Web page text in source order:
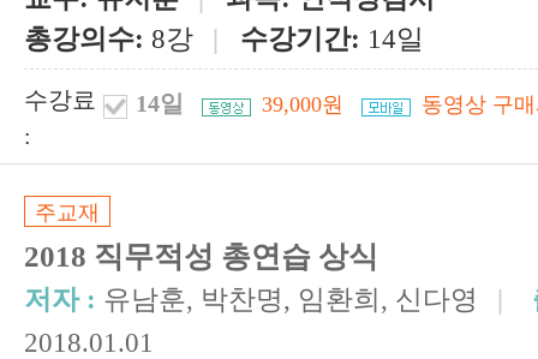
총강의수: 8강 | 수강기간: 14일
수강료
:
14일 39,000원 동영상 구
주교재
2018 직무적성 총연습 상식
저자 : 유남훈, 박찬명, 임환희, 신다영 |
2018.01.01